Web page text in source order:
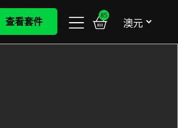
查看套件
85